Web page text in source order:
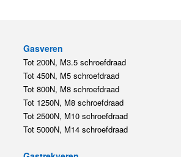
Tot 2500N, M10 schroefdraad
Tot 5000N, M14 schroefdraad
Gastrekveren
Tot 350N, M5 schroefdraad
Tot 1200N, M8 schroefdraad
Tot 1200N, M10 schroefdraad